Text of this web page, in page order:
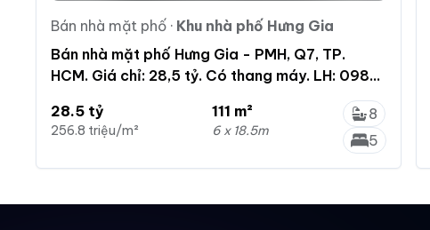
Bán nhà mặt phố · Khu nhà phố Hưng Gia
Bán nhà mặt phố Hưng Gia - PMH, Q7, TP.
HCM. Giá chỉ: 28,5 tỷ. Có thang máy. LH: 0981
28.5 tỷ
256.8 triệu/m²
111 m²
6 x 18.5m
8
5